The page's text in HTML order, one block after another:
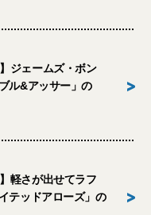
ジェームズ・ボン
ル&アッサー」の
>
軽さが出せてラフ
テッドアローズ」の
>